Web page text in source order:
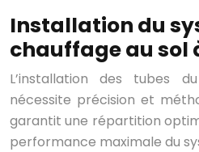
Installation du
chauffage au sol
L’installation des tubes
nécessite précision et
garantit une répartition
performance maximale du